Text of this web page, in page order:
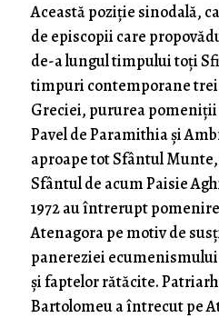
Această poziție sinodală,
de episcopii care
de-a lungul timpului toți
timpuri contemporane
Greciei, pururea
Pavel de Paramithia și
aproape tot Sfântul
Sfântul de acum Paisie
1972 au întrerupt
Atenagora pe motiv de
panereziei
și faptelor rătăcite.
Bartolomeu a întrecut pe